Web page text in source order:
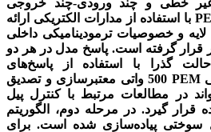
با استفاده از مدارات الکتریکی ارائه
و خصوصیات ترمودینامیکی داخلی
گرفته است. پاسخ مدل در هر دو
گذرا با استفاده از پاسخ‌های
PEM
500 واتی معتبرسازی و تصدیق
در مطالعات مرتبط با کنترل پیل
قرار گیرد. در مرحله دوم، الگوریتم
سوختی پیاده‌سازی شده است. برای